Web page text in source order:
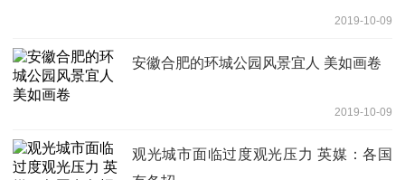
2019-10-09
安徽合肥的环城公园风景宜人 美如画卷
2019-10-09
观光城市面临过度观光压力 英媒：各国